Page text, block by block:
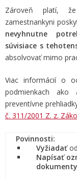
Zároveň platí,
zamestnankyni
nevyhnutne
súvisiace s
absolvovať mimo
Viac informácií o
podmienkach
preventívne
č. 311/2001 Z. z.
Povinnosti:
Vyžiadať
Napísať
dokumenty